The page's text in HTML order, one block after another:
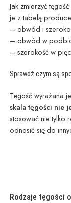
Jak zmierzyć
je z tabelą
– obwód i
– obwód w
– szerokość w
Sprawdź czym są
Tęgość wyrażana
skala tęgości nie
stosować nie tylko
odnosić się do
Rodzaje tęgości